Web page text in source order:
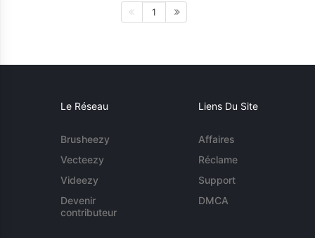
1
Le Réseau
Brusheezy
Vecteezy
Videezy
Devenir
contributeur
Liens Du Site
Affaires
Réclame
Support
DMCA